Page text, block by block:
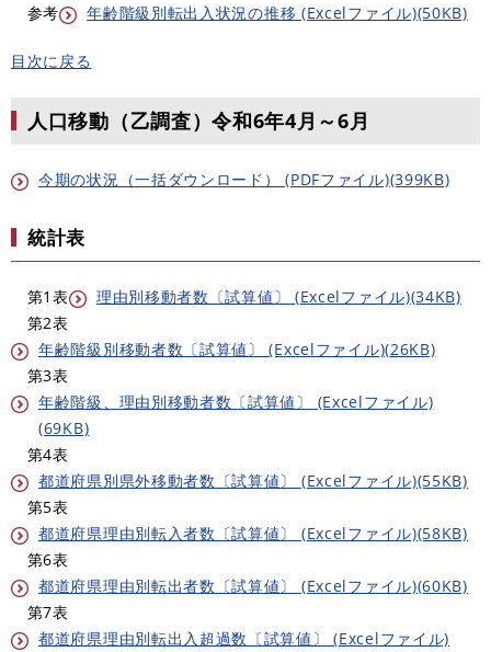
参考
年齢階級別転出入状況の推移 (Excelファイル)(50KB)
目次に戻る
人口移動（乙調査）令和6年4月～6月
今期の状況（一括ダウンロード） (PDFファイル)(399KB)
統計表
第1表
理由別移動者数〔試算値〕 (Excelファイル)(34KB)
第2表
年齢階級別移動者数〔試算値〕 (Excelファイル)(26KB)
第3表
年齢階級、理由別移動者数〔試算値〕 (Excelファイル)
(69KB)
第4表
都道府県別県外移動者数〔試算値〕 (Excelファイル)(55KB)
第5表
都道府県理由別転入者数〔試算値〕 (Excelファイル)(58KB)
第6表
都道府県理由別転出者数〔試算値〕 (Excelファイル)(60KB)
第7表
都道府県理由別転出入超過数〔試算値〕 (Excelファイル)